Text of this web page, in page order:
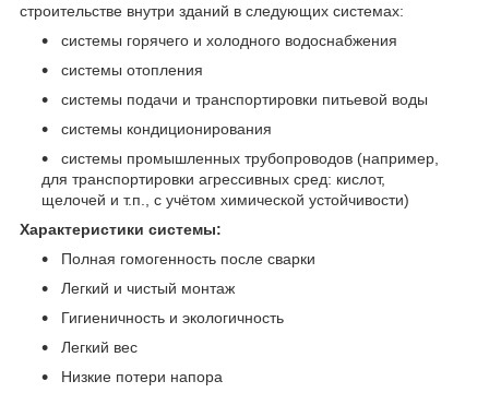
строительстве внутри зданий в следующих системах:
системы горячего и холодного водоснабжения
системы отопления
системы подачи и транспортировки питьевой воды
системы кондиционирования
системы промышленных трубопроводов (например,
для транспортировки агрессивных сред: кислот,
щелочей и т.п., с учётом химической устойчивости)
Характеристики системы:
Полная гомогенность после сварки
Легкий и чистый монтаж
Гигиеничность и экологичность
Легкий вес
Низкие потери напора